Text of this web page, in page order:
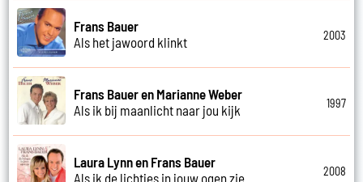
Frans Bauer
Als het jawoord klinkt
2003
Frans Bauer en Marianne Weber
Als ik bij maanlicht naar jou kijk
1997
Laura Lynn en Frans Bauer
Als ik de lichtjes in jouw ogen zie
2008